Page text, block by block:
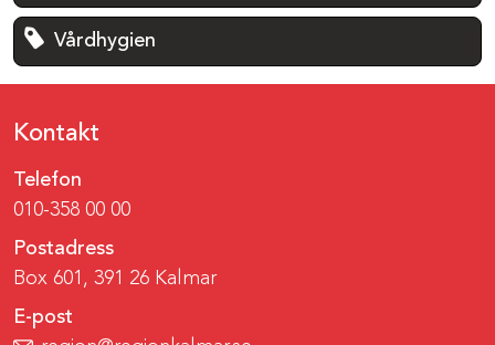
Vårdhygien
Kontakt
Telefon
010-358 00 00
Postadress
Box 601, 391 26 Kalmar
E-post